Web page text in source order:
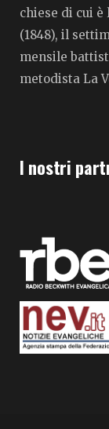
chiese di cui è
(1848), il
mensile
metodista La
I nostri